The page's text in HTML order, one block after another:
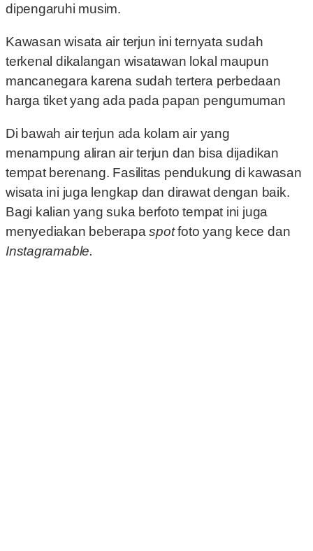
dipengaruhi musim.
Kawasan wisata air terjun ini ternyata sudah
terkenal dikalangan wisatawan lokal maupun
mancanegara karena sudah tertera perbedaan
harga tiket yang ada pada papan pengumuman
Di bawah air terjun ada kolam air yang
menampung aliran air terjun dan bisa dijadikan
tempat berenang. Fasilitas pendukung di kawasan
wisata ini juga lengkap dan dirawat dengan baik.
Bagi kalian yang suka berfoto tempat ini juga
menyediakan beberapaspotfoto yang kece dan
Instagramable.